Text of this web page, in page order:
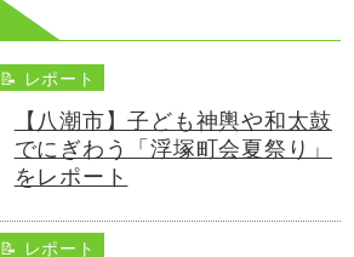
📝 レポート
【八潮市】子ども神輿や和太鼓
でにぎわう「浮塚町会夏祭り」
をレポート
📝 レポート